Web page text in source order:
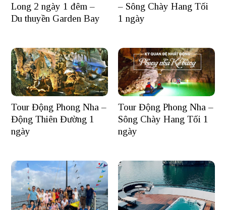
Long 2 ngày 1 đêm –
Du thuyền Garden Bay
– Sông Chày Hang Tối
1 ngày
Tour Động Phong Nha –
Động Thiên Đường 1
ngày
Tour Động Phong Nha –
Sông Chày Hang Tối 1
ngày